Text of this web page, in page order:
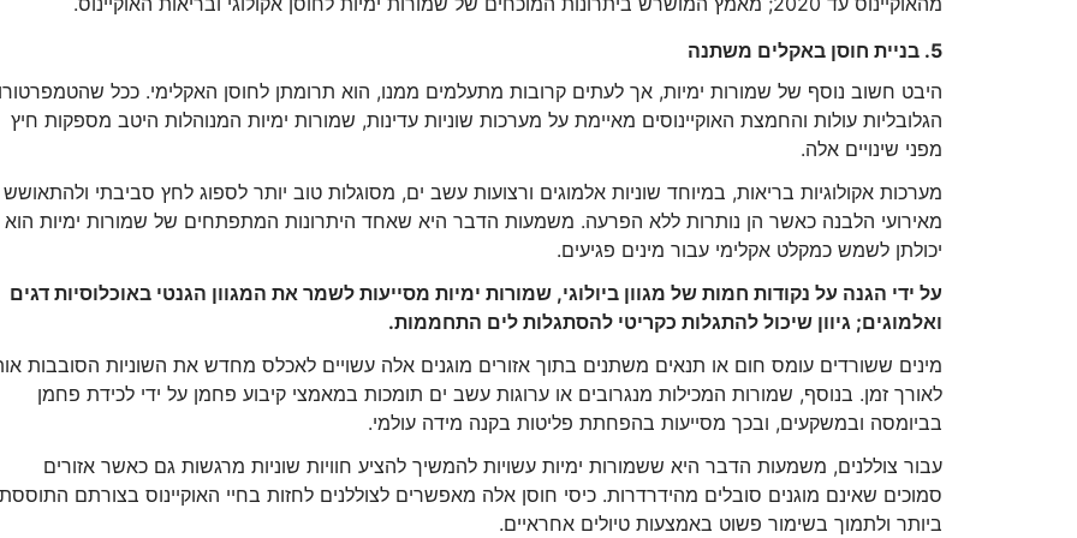
5. בניית חוסן באקלים משתנה
היבט חשוב נוסף של שמורות ימיות, אך לעתים קרובות מתעלמים ממנו, הוא תרומתן לחוסן האקלימי. ככל
הגלובליות עולות והחמצת האוקיינוסים מאיימת על מערכות שוניות עדינות, שמורות ימיות המנוהלות היטב מספקות חיץ
מפני שינויים אלה.
מערכות אקולוגיות בריאות, במיוחד שוניות אלמוגים ורצועות עשב ים, מסוגלות טוב יותר לספוג לחץ סביבתי ולהתאושש
מאירועי הלבנה כאשר הן נותרות ללא הפרעה. משמעות הדבר היא שאחד היתרונות המתפתחים של שמורות ימיות הוא
יכולתן לשמש כמקלט אקלימי עבור מינים פגיעים.
על ידי הגנה על נקודות חמות של מגוון ביולוגי, שמורות ימיות מסייעות לשמר את המגוון הגנטי באוכלוסיות דגים
ואלמוגים; גיוון שיכול להתגלות כקריטי להסתגלות לים התחממות.
מינים ששורדים עומס חום או תנאים משתנים בתוך אזורים מוגנים אלה עשויים לאכלס מחדש את השוניות הסובבות
לאורך זמן. בנוסף, שמורות המכילות מנגרובים או ערוגות עשב ים תומכות במאמצי קיבוע פחמן על ידי לכידת פחמן
בביומסה ובמשקעים, ובכך מסייעות בהפחתת פליטות בקנה מידה עולמי.
עבור צוללנים, משמעות הדבר היא ששמורות ימיות עשויות להמשיך להציע חוויות שוניות מרגשות גם כאשר אזורים
סמוכים שאינם מוגנים סובלים מהידרדרות. כיסי חוסן אלה מאפשרים לצוללנים לחזות בחיי האוקיינוס ​​​​בצורתם התוססת
ביותר ולתמוך בשימור פשוט באמצעות טיולים אחראיים.